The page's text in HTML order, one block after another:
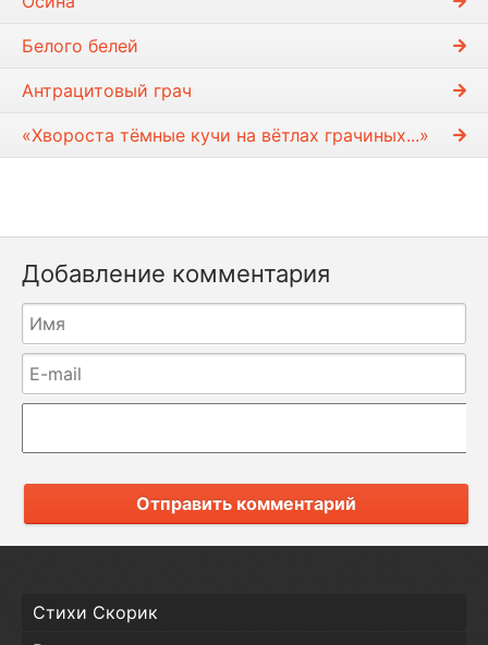
Белого белей
Антрацитовый грач
«Хвороста тёмные кучи на вётлах грачиных...»
Добавление комментария
Отправить комментарий
Стихи Скорик